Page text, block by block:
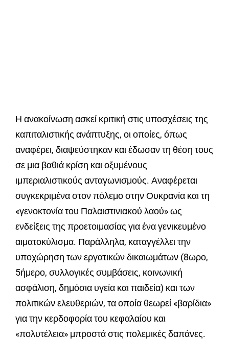
Η ανακοίνωση ασκεί κριτική στις υποσχέσεις της
καπιταλιστικής ανάπτυξης, οι οποίες, όπως
αναφέρει, διαψεύστηκαν και έδωσαν τη θέση τους
σε μια βαθιά κρίση και οξυμένους
ιμπεριαλιστικούς ανταγωνισμούς. Αναφέρεται
συγκεκριμένα στον πόλεμο στην Ουκρανία και τη
«γενοκτονία του Παλαιστινιακού λαού» ως
ενδείξεις της προετοιμασίας για ένα γενικευμένο
αιματοκύλισμα. Παράλληλα, καταγγέλλει την
υποχώρηση των εργατικών δικαιωμάτων (8ωρο,
5ήμερο, συλλογικές συμβάσεις, κοινωνική
ασφάλιση, δημόσια υγεία και παιδεία) και των
πολιτικών ελευθεριών, τα οποία θεωρεί «βαρίδια»
για την κερδοφορία του κεφαλαίου και
«πολυτέλεια» μπροστά στις πολεμικές δαπάνες.